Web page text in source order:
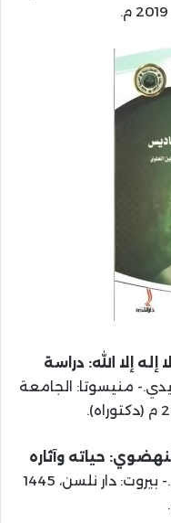
إلا الله: دراسة
منيسوتا: الجامعة
حياته وآثاره
منى عثمان حجازي.- بيروت: دار نلسن، 1445